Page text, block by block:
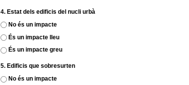
4. Estat dels edificis del nucli urbà
No és un impacte
És un impacte lleu
És un impacte greu
5. Edificis que sobresurten
No és un impacte